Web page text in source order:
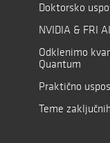
Doktorsko
NVIDIA & FRI
Odklenimo
Quantum
Praktično
Teme